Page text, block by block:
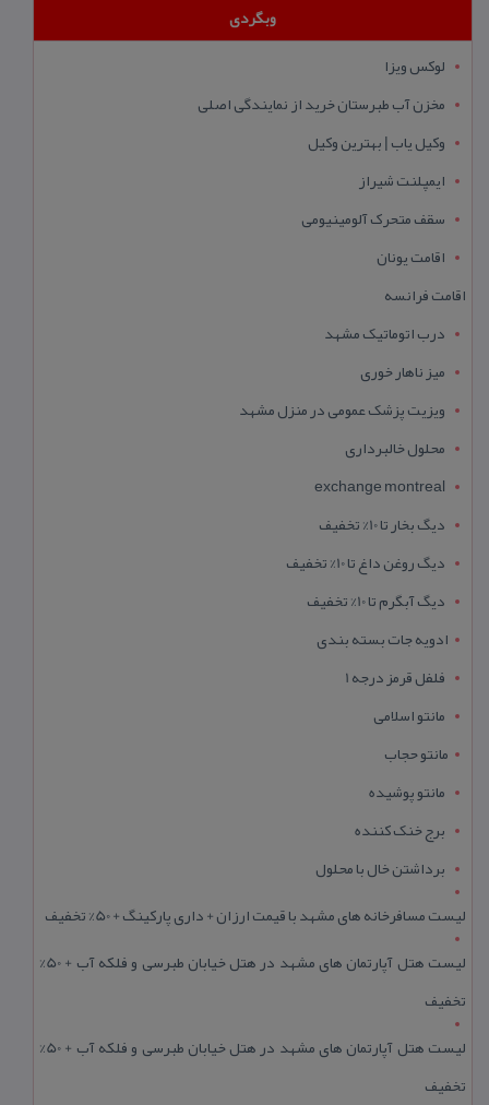
وبگردی
لوکس ویزا
مخزن آب طبرستان خرید از نمایندگی اصلی
وکیل یاب | بهترین وکیل
ایمپلنت شیراز
سقف متحرک آلومینیومی
اقامت یونان
اقامت فرانسه
درب اتوماتیک مشهد
میز ناهار خوری
ویزیت پزشک عمومی در منزل مشهد
محلول خالبرداری
exchange montreal
دیگ بخار تا 10% تخفیف
دیگ روغن داغ تا 10% تخفیف
دیگ آبگرم تا 10% تخفیف
ادویه جات بسته بندی
فلفل قرمز درجه 1
مانتو اسلامی
مانتو حجاب
مانتو پوشیده
برج خنک کننده
برداشتن خال با محلول
لیست مسافرخانه های مشهد با قیمت ارزان + داری پارکینگ + 50% تخفیف
لیست هتل آپارتمان های مشهد در هتل خیابان طبرسی و فلکه آب + 50%
تخفیف
لیست هتل آپارتمان های مشهد در هتل خیابان طبرسی و فلکه آب + 50%
تخفیف